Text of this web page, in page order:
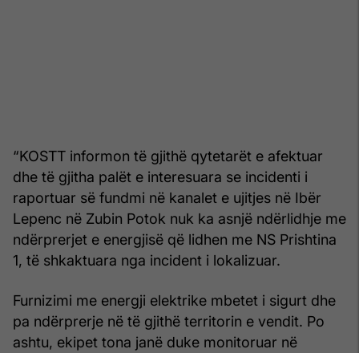
“KOSTT informon të gjithë qytetarët e afektuar
dhe të gjitha palët e interesuara se incidenti i
raportuar së fundmi në kanalet e ujitjes në Ibër
Lepenc në Zubin Potok nuk ka asnjë ndërlidhje me
ndërprerjet e energjisë që lidhen me NS Prishtina
1, të shkaktuara nga incident i lokalizuar.
Furnizimi me energji elektrike mbetet i sigurt dhe
pa ndërprerje në të gjithë territorin e vendit. Po
ashtu, ekipet tona janë duke monitoruar në